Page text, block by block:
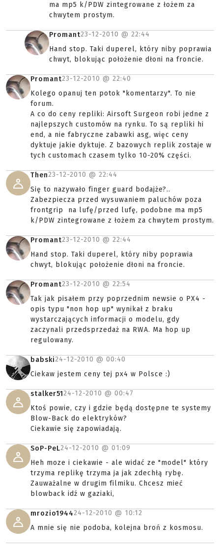
ma mp5 k/PDW zintegrowane z łożem za
chwytem prostym.
Promant23-12-2010 @ 22:44
Hand stop. Taki duperel, który niby poprawia
chwyt, blokując położenie dłoni na froncie.
Promant23-12-2010 @ 22:40
Kolego opanuj ten potok "komentarzy". To nie
forum.
A co do ceny repliki: Airsoft Surgeon robi jedne z
najlepszych customów na rynku. To są repliki hi
end, a nie fabryczne zabawki asg, więc ceny
dyktuje jakie dyktuje. Z bazowych replik zostaje w
tych customach czasem tylko 10-20% części.
Then23-12-2010 @ 22:44
Się to nazywało finger guard bodajże?..
Zabezpiecza przed wysuwaniem paluchów poza
frontgrip na lufę/przed lufę, podobne ma mp5
k/PDW zintegrowane z łożem za chwytem prostym.
Promant23-12-2010 @ 22:44
Hand stop. Taki duperel, który niby poprawia
chwyt, blokując położenie dłoni na froncie.
Promant23-12-2010 @ 22:54
Tak jak pisałem przy poprzednim newsie o PX4 -
opis typu "non hop up" wynikał z braku
wystarczających informacji o modelu, gdy
zaczynali przedsprzedaż na RWA. Ma hop up
regulowany.
babski24-12-2010 @ 00:40
Ciekaw jestem ceny tej px4 w Polsce :)
stalker5124-12-2010 @ 00:47
Ktoś powie, czy i gdzie będą dostępne te systemy
Blow-Back do elektryków?
Ciekawie się zapowiadają.
SoP-PeL24-12-2010 @ 01:09
Heh moze i ciekawie - ale widać ze "model" który
trzyma replikę trzyma ja jak zdechłą rybę.
Zauważalne w drugim filmiku. Chcesz mieć
blowback idź w gaziaki,
mrozio194424-12-2010 @ 10:12
A mnie się nie podoba, kolejna broń z kosmosu.